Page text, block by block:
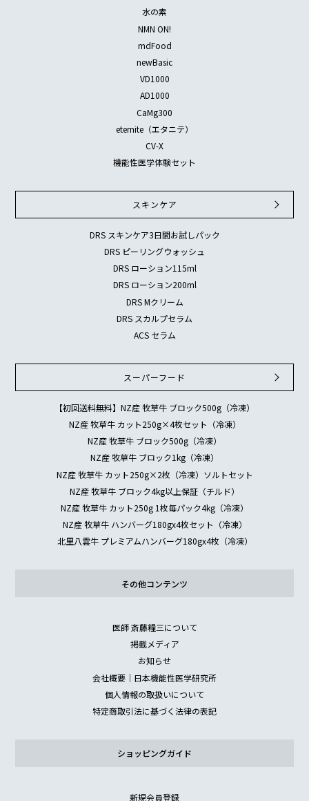
水の素
NMN ON!
mdFood
newBasic
VD1000
AD1000
CaMg300
eternite（エタニテ）
CV-X
機能性医学体験セット
スキンケア
DRS スキンケア3日間お試しパック
DRS ピーリングウォッシュ
DRS ローション115ml
DRS ローション200ml
DRS Mクリーム
DRS スカルプセラム
ACS セラム
スーパーフード
【初回送料無料】NZ産 牧草牛 ブロック500g（冷凍）
NZ産 牧草牛 カット250g×4枚セット（冷凍）
NZ産 牧草牛 ブロック500g（冷凍）
NZ産 牧草牛 ブロック1kg（冷凍）
NZ産 牧草牛 カット250g×2枚（冷凍）ソルトセット
NZ産 牧草牛 ブロック4kg以上保証（チルド）
NZ産 牧草牛 カット250g 1枚毎パック4kg（冷凍）
NZ産 牧草牛 ハンバーグ180gx4枚セット（冷凍）
北里八雲牛 プレミアムハンバーグ180gx4枚（冷凍）
その他コンテンツ
医師 斎藤糧三について
掲載メディア
お知らせ
会社概要｜日本機能性医学研究所
個人情報の取扱いについて
特定商取引法に基づく法律の表記
ショッピングガイド
新規会員登録